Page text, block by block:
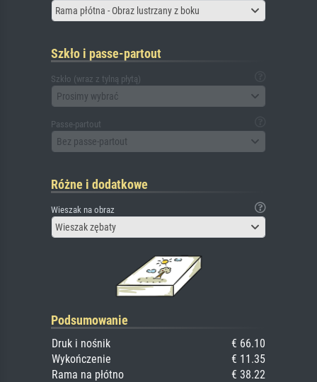
Rama płótna - Obraz lustrzany z boku
Szkło i passe-partout
Szkło (wraz z tylną płytą)
Prosimy wybrać
Passe-partout
Bez passe-partout
Różne i dodatkowe
Wieszak na obraz
Wieszak zębaty
Podsumowanie
Druk i nośnik
€ 66.10
Wykończenie
€ 11.35
Rama na płótno
€ 38.22